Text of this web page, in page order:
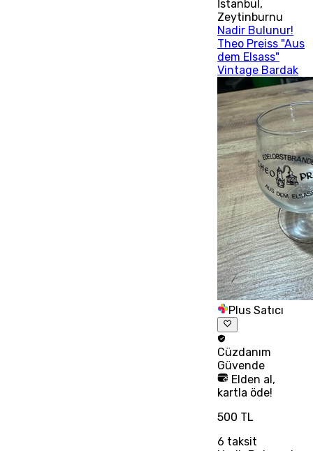
İstanbul,
Zeytinburnu
Nadir Bulunur!
Theo Preiss "Aus
dem Elsass"
Vintage Bardak
Plus Satıcı
Cüzdanım
Güvende
Elden al,
kartla öde!
500 TL
6 taksit